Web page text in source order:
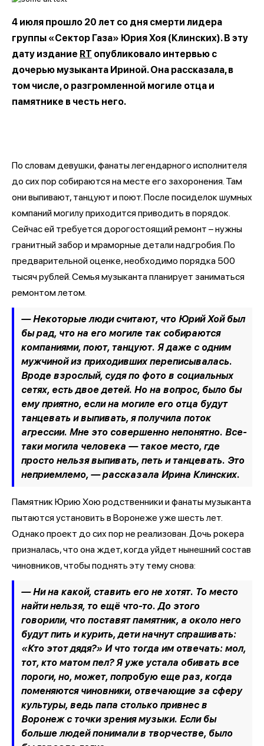
4 июля прошло 20 лет со дня смерти лидера
группы «Сектор Газа» Юрия Хоя (Клинских). В эту
дату издание RT опубликовало интервью с
дочерью музыканта Ириной. Она рассказала, в
том числе, о разгромленной могиле отца и
памятнике в честь него.
По словам девушки, фанаты легендарного исполнителя
до сих пор собираются на месте его захоронения. Там
они выпивают, танцуют и поют. После посиделок шумных
компаний могилу приходится приводить в порядок.
Сейчас ей требуется дорогостоящий ремонт – нужны
гранитный забор и мраморные детали надгробия. По
предварительной оценке, необходимо порядка 500
тысяч рублей. Семья музыканта планирует заниматься
ремонтом летом.
— Некоторые люди считают, что Юрий Хой был
бы рад, что на его могиле так собираются
компаниями, поют, танцуют. Я даже с одним
мужчиной из приходивших переписывалась.
Вроде взрослый, судя по фото в социальных
сетях, есть двое детей. Но на вопрос, было бы
ему приятно, если на могиле его отца будут
танцевать и выпивать, я получила поток
агрессии. Мне это совершенно непонятно. Все-
таки могила человека — такое место, где
просто нельзя выпивать, петь и танцевать. Это
неприемлемо, —рассказала Ирина Клинских.
Памятник Юрию Хою родственники и фанаты музыканта
пытаются установить в Воронеже уже шесть лет.
Однако проект до сих пор не реализован. Дочь рокера
призналась, что она ждет, когда уйдет нынешний состав
чиновников, чтобы поднять эту тему снова:
— Ни на какой, ставить его не хотят. То место
найти нельзя, то ещё что-то. До этого
говорили, что поставят памятник, а около него
будут пить и курить, дети начнут спрашивать:
«Кто этот дядя?» И что тогда им отвечать: мол,
тот, кто матом пел? Я уже устала обивать все
пороги, но, может, попробую еще раз, когда
поменяются чиновники, отвечающие за сферу
культуры, ведь папа столько привнес в
Воронеж с точки зрения музыки. Если бы
больше людей понимали в творчестве, было